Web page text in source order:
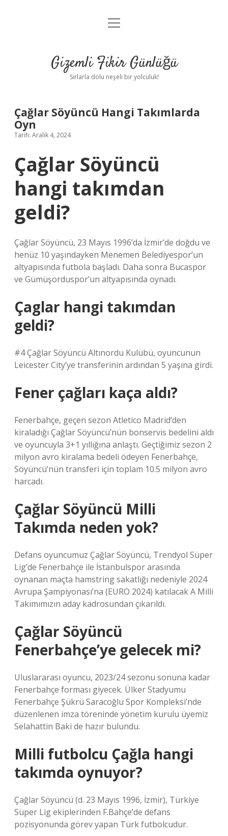
Anasayfa
Yasal Uyarı
menüyü
Gizemli Fikir Günlüğü
Sırlarla dolu neşeli bir yolculuk!
Çağlar Söyüncü Hangi Takımlarda
Oyn
Tarih: Aralık 4, 2024
Çağlar Söyüncü
hangi takımdan
geldi?
Çağlar Söyüncü, 23 Mayıs 1996’da İzmir’de doğdu ve
henüz 10 yaşındayken Menemen Belediyespor’un
altyapısında futbola başladı. Daha sonra Bucaspor
ve Gümüşorduspor’un altyapısında oynadı.
Çaglar hangi takımdan
geldi?
#4 Çağlar Söyüncü Altınordu Kulübü, oyuncunun
Leicester City’ye transferinin ardından 5 yaşına girdi.
Fener çağları kaça aldı?
Fenerbahçe, geçen sezon Atletico Madrid’den
kiraladığı Çağlar Söyüncü’nün bonservis bedelini aldı
ve oyuncuyla 3+1 yıllığına anlaştı. Geçtiğimiz sezon 2
milyon avro kiralama bedeli ödeyen Fenerbahçe,
Söyüncü’nün transferi için toplam 10.5 milyon avro
harcadı.
Çağlar Söyüncü Milli
Takımda neden yok?
Defans oyuncumuz Çağlar Söyüncü, Trendyol Süper
Lig’de Fenerbahçe ile İstanbulspor arasında
oynanan maçta hamstring sakatlığı nedeniyle 2024
Avrupa Şampiyonası’na (EURO 2024) katılacak A Milli
Takımımızın aday kadrosundan çıkarıldı.
Çağlar Söyüncü
Fenerbahçe’ye gelecek mi?
Uluslararası oyuncu, 2023/24 sezonu sonuna kadar
Fenerbahçe forması giyecek. Ülker Stadyumu
Fenerbahçe Şükrü Saracoğlu Spor Kompleksi’nde
düzenlenen imza töreninde yönetim kurulu üyemiz
Selahattin Baki de hazır bulundu.
Milli futbolcu Çağla hangi
takımda oynuyor?
Çağlar Söyüncü (d. 23 Mayıs 1996, İzmir), Türkiye
Süper Lig ekiplerinden F.Bahçe’de defans
pozisyonunda görev yapan Türk futbolcudur.